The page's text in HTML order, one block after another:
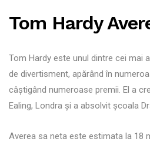
Tom Hardy
Tom Hardy este unul dintre cei mai
de divertisment, apărând în
câștigând numeroase premii. El a
Ealing, Londra și a absolvit școala
Averea sa neta este estimata la 18